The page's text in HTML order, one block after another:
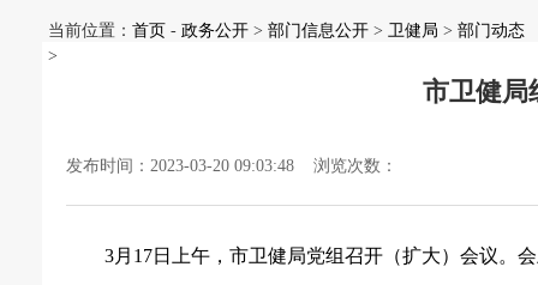
当前位置： 首页 - 政务公开 > 部门信息公开 > 卫健局 > 部门动态
>
市卫健局
发布时间：2023-03-20 09:03:48 浏览次数：
3月17日上午，市卫健局党组召开（扩大）会议。